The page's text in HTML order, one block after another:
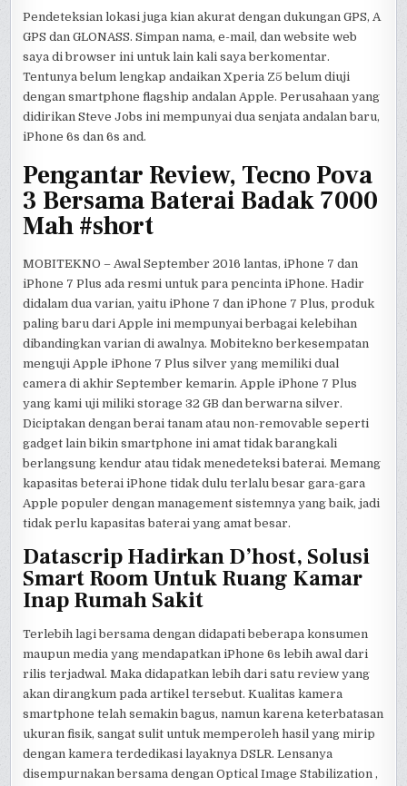
Pendeteksian lokasi juga kian akurat dengan dukungan GPS, A
GPS dan GLONASS. Simpan nama, e-mail, dan website web
saya di browser ini untuk lain kali saya berkomentar.
Tentunya belum lengkap andaikan Xperia Z5 belum diuji
dengan smartphone flagship andalan Apple. Perusahaan yang
didirikan Steve Jobs ini mempunyai dua senjata andalan baru,
iPhone 6s dan 6s and.
Pengantar Review, Tecno Pova
3 Bersama Baterai Badak 7000
Mah #short
MOBITEKNO – Awal September 2016 lantas, iPhone 7 dan
iPhone 7 Plus ada resmi untuk para pencinta iPhone. Hadir
didalam dua varian, yaitu iPhone 7 dan iPhone 7 Plus, produk
paling baru dari Apple ini mempunyai berbagai kelebihan
dibandingkan varian di awalnya. Mobitekno berkesempatan
menguji Apple iPhone 7 Plus silver yang memiliki dual
camera di akhir September kemarin. Apple iPhone 7 Plus
yang kami uji miliki storage 32 GB dan berwarna silver.
Diciptakan dengan berai tanam atau non-removable seperti
gadget lain bikin smartphone ini amat tidak barangkali
berlangsung kendur atau tidak menedeteksi baterai. Memang
kapasitas beterai iPhone tidak dulu terlalu besar gara-gara
Apple populer dengan management sistemnya yang baik, jadi
tidak perlu kapasitas baterai yang amat besar.
Datascrip Hadirkan D’host, Solusi
Smart Room Untuk Ruang Kamar
Inap Rumah Sakit
Terlebih lagi bersama dengan didapati beberapa konsumen
maupun media yang mendapatkan iPhone 6s lebih awal dari
rilis terjadwal. Maka didapatkan lebih dari satu review yang
akan dirangkum pada artikel tersebut. Kualitas kamera
smartphone telah semakin bagus, namun karena keterbatasan
ukuran fisik, sangat sulit untuk memperoleh hasil yang mirip
dengan kamera terdedikasi layaknya DSLR. Lensanya
disempurnakan bersama dengan Optical Image Stabilization ,